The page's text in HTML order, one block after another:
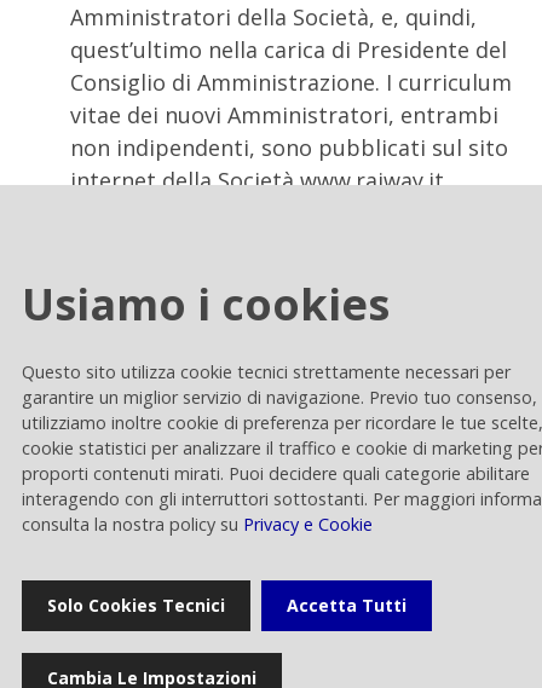
Amministratori della Società, e, quindi,
quest’ultimo nella carica di Presidente del
Consiglio di Amministrazione. I curriculum
vitae dei nuovi Amministratori, entrambi
non indipendenti, sono pubblicati sul sito
internet della Società www.raiway.it.
Allegati
Assemblea degli azionisti 2022
Categoria: Assemblea
Usiamo i cookies
Questo sito utilizza cookie tecnici strettamente necessari per
garantire un miglior servizio di navigazione. Previo tuo consenso,
utilizziamo inoltre cookie di preferenza per ricordare le tue scelte,
cookie statistici per analizzare il traffico e cookie di marketing
proporti contenuti mirati. Puoi decidere quali categorie abilitare
interagendo con gli interruttori sottostanti. Per maggiori
consulta la nostra policy su Privacy e Cookie
Solo Cookies Tecnici Accetta Tutti
Cambia Le Impostazioni